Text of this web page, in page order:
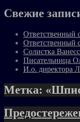
Свежие
Ответственный
Ответственный
Солистка
Писательница
И.о. директора
Метка: